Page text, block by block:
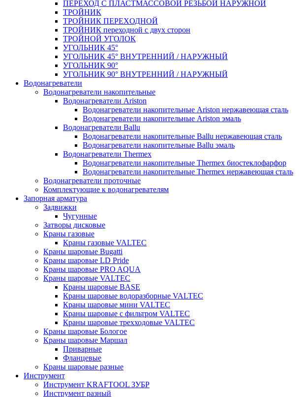
ПЕРЕХОД С ПЛАСТМАССОВОЙ РЕЗЬБОЙ НАРУЖНОЙ
ТРОЙНИК
ТРОЙНИК ПЕРЕXОДНОЙ
ТРОЙНИК переходной с двух сторон
ТРОЙНОЙ УГОЛОК
УГОЛЬНИК 45°
УГОЛЬНИК 45° ВНУТРЕННИЙ / НАРУЖНЫЙ
УГОЛЬНИК 90°
УГОЛЬНИК 90° ВНУТРЕННИЙ / НАРУЖНЫЙ
Водонагреватели
Водонагреватели накопительные
Водонагреватели Ariston
Водонагреватели накопительные Ariston нержавеющая сталь
Водонагреватели накопительные Ariston эмаль
Водонагреватели Ballu
Водонагреватели накопительные Ballu нержавеющая сталь
Водонагреватели накопительные Ballu эмаль
Водонагреватели Thermex
Водонагреватели накопительные Thermex биостеклофарфор
Водонагреватели накопительные Thermex нержавеющая сталь
Водонагреватели проточные
Комплектующие к водонагревателям
Запорная арматура
Задвижки
Чугунные
Затворы дисковые
Краны газовые
Краны газовые VALTEC
Краны шаровые Bugatti
Краны шаровые LD Pride
Краны шаровые PRO AQUA
Краны шаровые VALTEC
Краны шаровые BASE
Краны шаровые водоразборные VALTEC
Краны шаровые мини VALTEC
Краны шаровые с фильтром VALTEC
Краны шаровые трехходовые VALTEC
Краны шаровые Бологое
Краны шаровые Маршал
Приварные
Фланцевые
Краны шаровые разные
Инструмент
Инструмент KRAFTOOL ЗУБР
Инструмент разный